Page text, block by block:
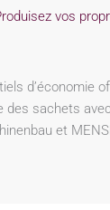
vos
d’économie
des sachets
et